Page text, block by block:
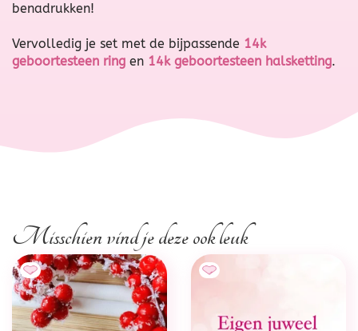
benadrukken!
Vervolledig je set met de bijpassende 14k
geboortesteen ring en 14k geboortesteen halsketting.
Misschien vind je deze ook leuk